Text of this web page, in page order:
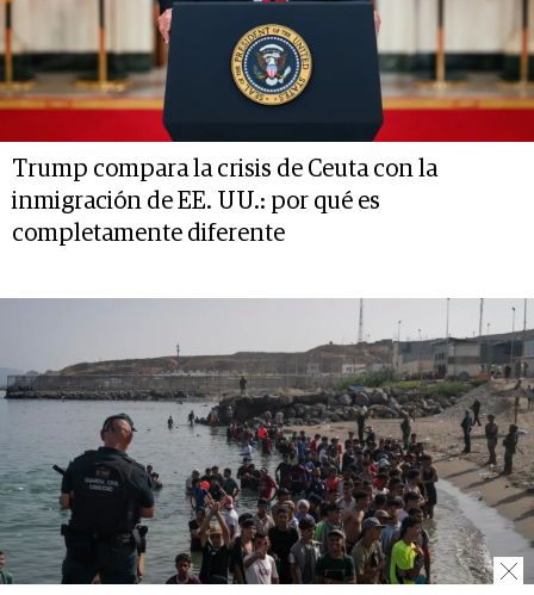
Trump compara la crisis de Ceuta con la
inmigración de EE. UU.: por qué es
completamente diferente